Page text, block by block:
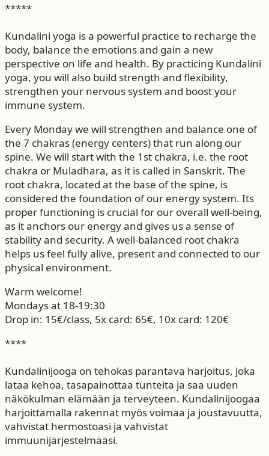
*****
Kundalini yoga is a powerful practice to recharge the
body, balance the emotions and gain a new
perspective on life and health. By practicing Kundalini
yoga, you will also build strength and flexibility,
strengthen your nervous system and boost your
immune system.
Every Monday we will strengthen and balance one of
the 7 chakras (energy centers) that run along our
spine. We will start with the 1st chakra, i.e. the root
chakra or Muladhara, as it is called in Sanskrit. The
root chakra, located at the base of the spine, is
considered the foundation of our energy system. Its
proper functioning is crucial for our overall well-being,
as it anchors our energy and gives us a sense of
stability and security. A well-balanced root chakra
helps us feel fully alive, present and connected to our
physical environment.
Warm welcome!
Mondays at 18-19:30
Drop in: 15€/class, 5x card: 65€, 10x card: 120€
****
Kundalinijooga on tehokas parantava harjoitus, joka
lataa kehoa, tasapainottaa tunteita ja saa uuden
näkökulman elämään ja terveyteen. Kundalinijoogaa
harjoittamalla rakennat myös voimaa ja joustavuutta,
vahvistat hermostoasi ja vahvistat
immuunijärjestelmääsi.